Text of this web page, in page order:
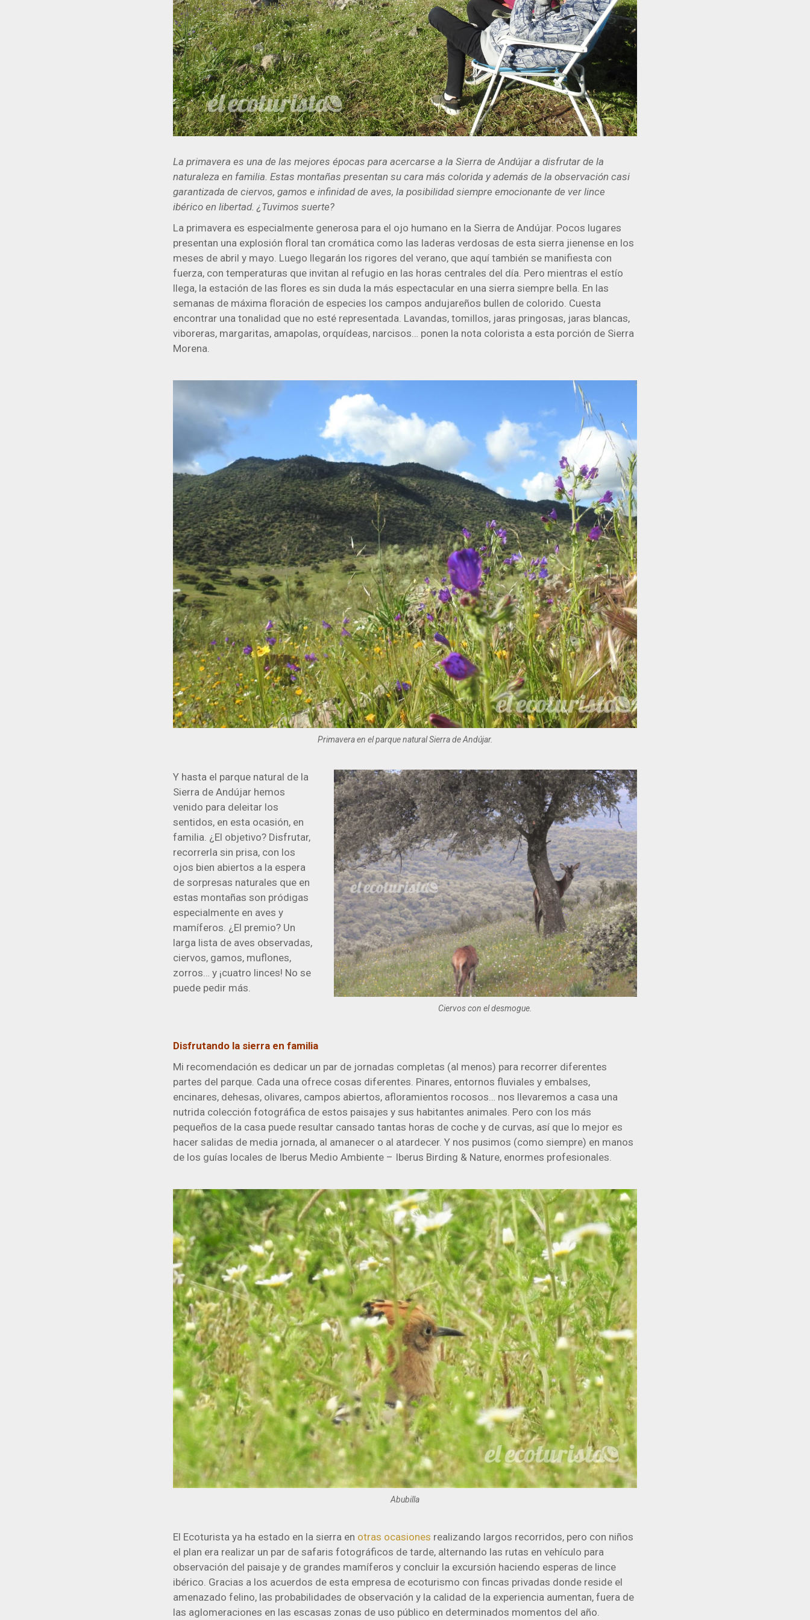
La primavera es una de las mejores épocas para acercarse a la Sierra de Andújar a disfrutar de la
naturaleza en familia. Estas montañas presentan su cara más colorida y además de la observación casi
garantizada de ciervos, gamos e infinidad de aves, la posibilidad siempre emocionante de ver lince
ibérico en libertad. ¿Tuvimos suerte?
La primavera es especialmente generosa para el ojo humano en la Sierra de Andújar. Pocos lugares
presentan una explosión floral tan cromática como las laderas verdosas de esta sierra jienense en los
meses de abril y mayo. Luego llegarán los rigores del verano, que aquí también se manifiesta con
fuerza, con temperaturas que invitan al refugio en las horas centrales del día. Pero mientras el estío
llega, la estación de las flores es sin duda la más espectacular en una sierra siempre bella. En las
semanas de máxima floración de especies los campos andujareños bullen de colorido. Cuesta
encontrar una tonalidad que no esté representada. Lavandas, tomillos, jaras pringosas, jaras blancas,
viboreras, margaritas, amapolas, orquídeas, narcisos… ponen la nota colorista a esta porción de Sierra
Morena.
Primavera en el parque natural Sierra de Andújar.
Y hasta el parque natural de la
Sierra de Andújar hemos
venido para deleitar los
sentidos, en esta ocasión, en
familia. ¿El objetivo? Disfrutar,
recorrerla sin prisa, con los
ojos bien abiertos a la espera
de sorpresas naturales que en
estas montañas son pródigas
especialmente en aves y
mamíferos. ¿El premio? Un
larga lista de aves observadas,
ciervos, gamos, muflones,
zorros… y ¡cuatro linces! No se
puede pedir más.
Ciervos con el desmogue.
Disfrutando la sierra en familia
Mi recomendación es dedicar un par de jornadas completas (al menos) para recorrer diferentes
partes del parque. Cada una ofrece cosas diferentes. Pinares, entornos fluviales y embalses,
encinares, dehesas, olivares, campos abiertos, afloramientos rocosos… nos llevaremos a casa una
nutrida colección fotográfica de estos paisajes y sus habitantes animales. Pero con los más
pequeños de la casa puede resultar cansado tantas horas de coche y de curvas, así que lo mejor es
hacer salidas de media jornada, al amanecer o al atardecer. Y nos pusimos (como siempre) en manos
de los guías locales de Iberus Medio Ambiente – Iberus Birding & Nature, enormes profesionales.
Abubilla
El Ecoturista ya ha estado en la sierra en otras ocasiones realizando largos recorridos, pero con niños
el plan era realizar un par de safaris fotográficos de tarde, alternando las rutas en vehículo para
observación del paisaje y de grandes mamíferos y concluir la excursión haciendo esperas de lince
ibérico. Gracias a los acuerdos de esta empresa de ecoturismo con fincas privadas donde reside el
amenazado felino, las probabilidades de observación y la calidad de la experiencia aumentan, fuera de
las aglomeraciones en las escasas zonas de uso público en determinados momentos del año.